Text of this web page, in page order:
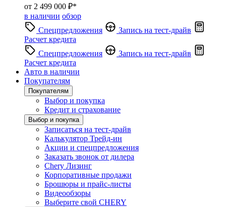
от 2 499 000 ₽*
в наличии обзор
Спецпредложения
Запись на тест-драйв
Расчет кредита
Спецпредложения
Запись на тест-драйв
Расчет кредита
Авто в наличии
Покупателям
Покупателям
Выбор и покупка
Кредит и страхование
Выбор и покупка
Записаться на тест-драйв
Калькулятор Трейд-ин
Акции и спецпредложения
Заказать звонок от дилера
Chery Лизинг
Корпоративные продажи
Брошюры и прайс-листы
Видеообзоры
Выберите свой CHERY